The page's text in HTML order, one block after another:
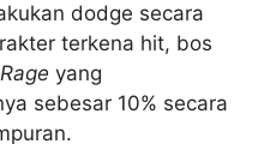
dodge secara
terkena hit, bos
Rage yang
sebesar 10% secara